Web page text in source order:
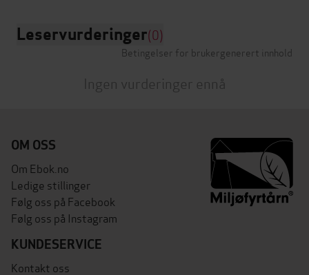
Leservurderinger(0)
Betingelser for brukergenerert innhold
Ingen vurderinger ennå
OM OSS
Om Ebok.no
Ledige stillinger
Følg oss på Facebook
Følg oss på Instagram
KUNDESERVICE
Kontakt oss